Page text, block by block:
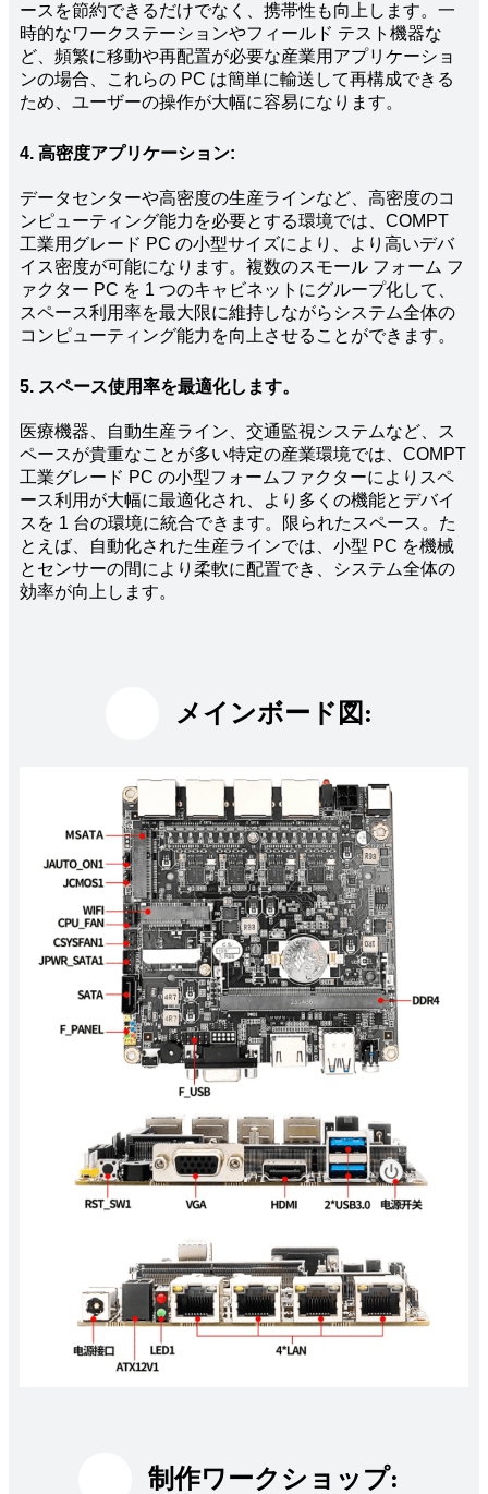
ースを節約できるだけでなく、携帯性も向上します。一
時的なワークステーションやフィールド テスト機器な
ど、頻繁に移動や再配置が必要な産業用アプリケーショ
ンの場合、これらの PC は簡単に輸送して再構成できる
ため、ユーザーの操作が大幅に容易になります。
4. 高密度アプリケーション:
データセンターや高密度の生産ラインなど、高密度のコ
ンピューティング能力を必要とする環境では、COMPT
工業用グレード PC の小型サイズにより、より高いデバ
イス密度が可能になります。複数のスモール フォーム フ
ァクター PC を 1 つのキャビネットにグループ化して、
スペース利用率を最大限に維持しながらシステム全体の
コンピューティング能力を向上させることができます。
5. スペース使用率を最適化します。
医療機器、自動生産ライン、交通監視システムなど、ス
ペースが貴重なことが多い特定の産業環境では、COMPT
工業グレード PC の小型フォームファクターによりスペ
ース利用が大幅に最適化され、より多くの機能とデバイ
スを 1 台の環境に統合できます。限られたスペース。た
とえば、自動化された生産ラインでは、小型 PC を機械
とセンサーの間により柔軟に配置でき、システム全体の
効率が向上します。
メインボード図:
制作ワークショップ: